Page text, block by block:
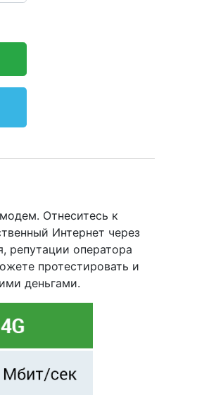
Отнеситесь к
Интернет через
репутации оператора
протестировать и
деньгами.